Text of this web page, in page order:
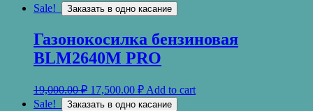
Sale! Заказать в одно касание
Газонокосилка бензиновая
BLM2640M PRO
19,000.00₽ 17,500.00 ₽ Add to cart
Sale!
Заказать в одно касание